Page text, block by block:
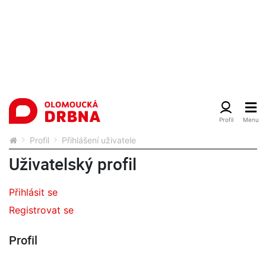
Profil Přihlášení uživatele
Uživatelský profil
Přihlásit se
Registrovat se
Profil